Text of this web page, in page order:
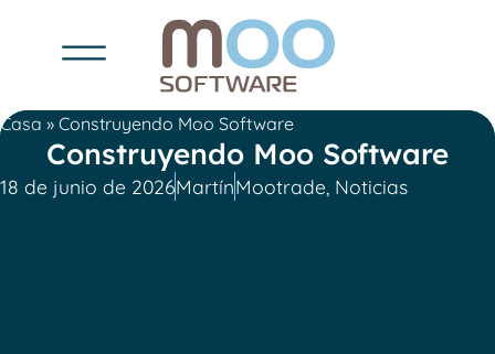
Casa » Construyendo Moo Software
Construyendo Moo Software
18 de junio de 2026MartínMootrade Noticias